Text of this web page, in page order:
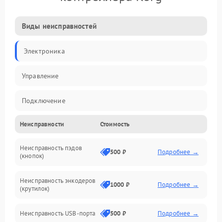
Виды неисправностей
Электроника
Управление
Подключение
Механические повреждения
Программное обеспечение
Неисправности Стоимость
Неисправность пэдов
(кнопок)
500 ₽ Подробнее →
Неисправность энкодеров
(крутилок)
1000 ₽ Подробнее →
Неисправность USB-порта 500 ₽ Подробнее →